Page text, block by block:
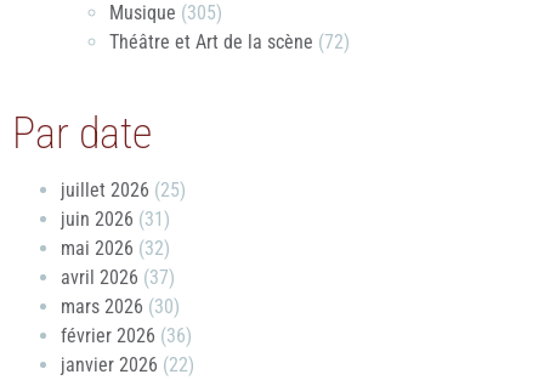
Musique (305)
Théâtre et Art de la scène (72)
Par date
juillet 2026 (25)
juin 2026 (31)
mai 2026 (32)
avril 2026 (37)
mars 2026 (30)
février 2026 (36)
janvier 2026 (22)